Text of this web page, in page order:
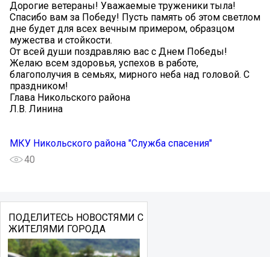
Дорогие ветераны! Уважаемые труженики тыла!
Спасибо вам за Победу! Пусть память об этом светлом
дне будет для всех вечным примером, образцом
мужества и стойкости.
От всей души поздравляю вас с Днем Победы!
Желаю всем здоровья, успехов в работе,
благополучия в семьях, мирного неба над головой. С
праздником!
Глава Никольского района
Л.В. Линина
МКУ Никольского района "Служба спасения"
40
ПОДЕЛИТЕСЬ НОВОСТЯМИ С
ЖИТЕЛЯМИ ГОРОДА